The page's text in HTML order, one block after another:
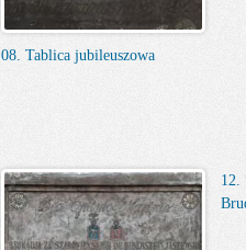
08. Tablica jubileuszowa
12.